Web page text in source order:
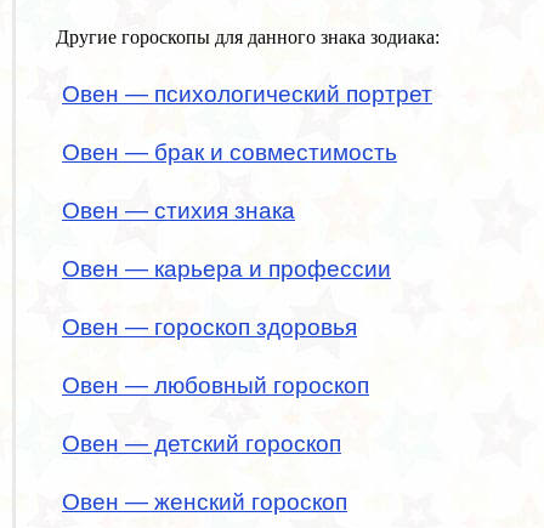
Другие гороскопы для данного знака зодиака:
Овен — психологический портрет
Овен — брак и совместимость
Овен — стихия знака
Овен — карьера и профессии
Овен — гороскоп здоровья
Овен — любовный гороскоп
Овен — детский гороскоп
Овен — женский гороскоп